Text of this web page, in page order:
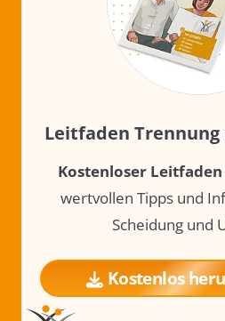
Leitfaden Trennung
Kostenloser Leitfaden
wertvollen Tipps und
Scheidung und
Kostenlos